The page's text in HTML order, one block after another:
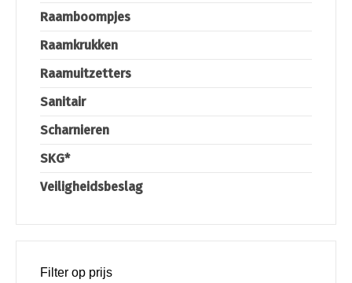
Raamboompjes
Raamkrukken
Raamuitzetters
Sanitair
Scharnieren
SKG*
Veiligheidsbeslag
Filter op prijs